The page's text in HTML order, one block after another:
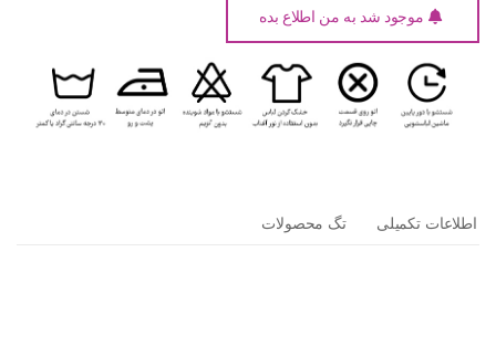
موجود شد به من اطلاع بده
اطلاعات تکمیلی تگ محصولات